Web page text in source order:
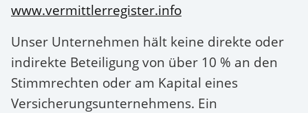
www.vermittlerregister.info
Unser Unternehmen hält keine direkte oder
indirekte Beteiligung von über 10 % an den
Stimmrechten oder am Kapital eines
Versicherungsunternehmens. Ein